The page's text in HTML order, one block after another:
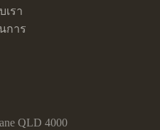
เรา
การ
QLD 4000